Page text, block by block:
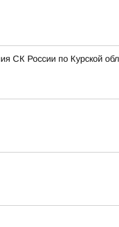
СК России по Курской